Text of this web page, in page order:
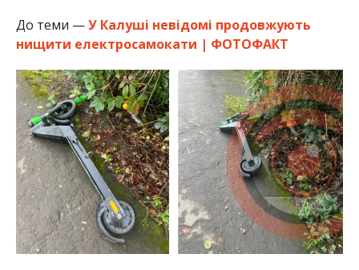
До теми —У Калуші невідомі продовжують
нищити електросамокати | ФОТОФАКТ